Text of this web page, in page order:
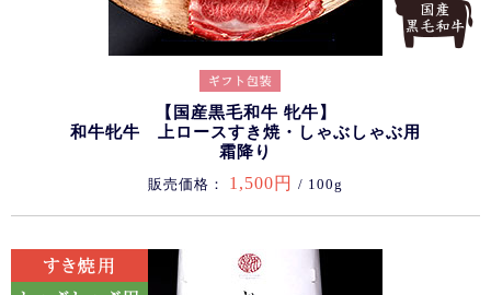
【国産黒毛和牛 牝牛】
和牛牝牛 上ロースすき焼・しゃぶしゃぶ用
霜降り
販売価格： 1,500円 / 100g